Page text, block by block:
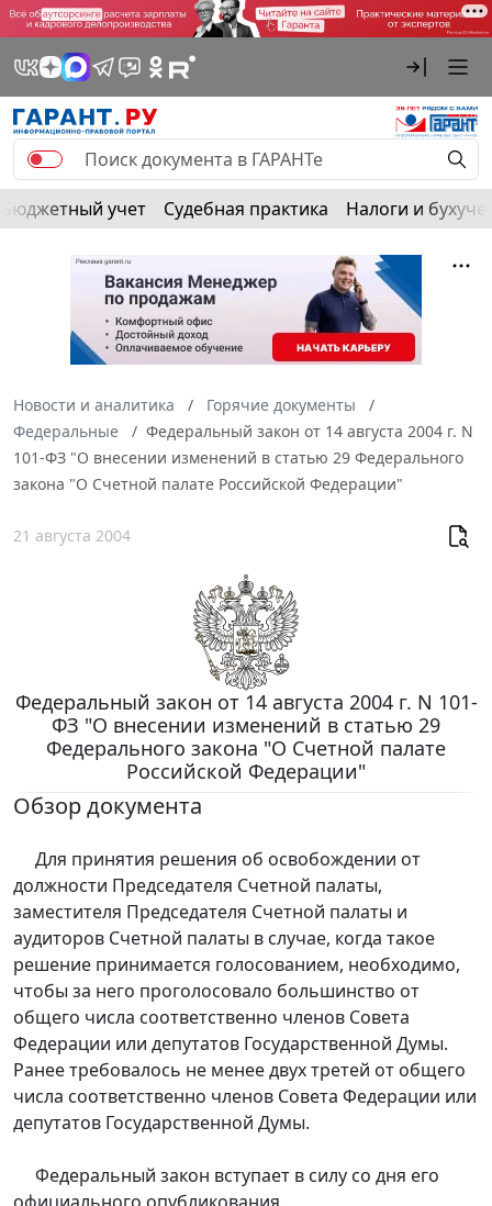
Бюджетный учет Судебная практика Налоги и
Новости и аналитика
Горячие документы
Федеральные
Федеральный закон от 14 августа 2004 г. N
101-ФЗ "О внесении изменений в статью 29 Федерального
закона "О Счетной палате Российской Федерации"
21 августа 2004
Федеральный закон от 14 августа 2004 г. N 101-
ФЗ "О внесении изменений в статью 29
Федерального закона "О Счетной палате
Российской Федерации"
Обзор документа
Для принятия решения об освобождении от
должности Председателя Счетной палаты,
заместителя Председателя Счетной палаты и
аудиторов Счетной палаты в случае, когда такое
решение принимается голосованием, необходимо,
чтобы за него проголосовало большинство от
общего числа соответственно членов Совета
Федерации или депутатов Государственной Думы.
Ранее требовалось не менее двух третей от общего
числа соответственно членов Совета Федерации или
депутатов Государственной Думы.
Федеральный закон вступает в силу со дня его
официального опубликования.